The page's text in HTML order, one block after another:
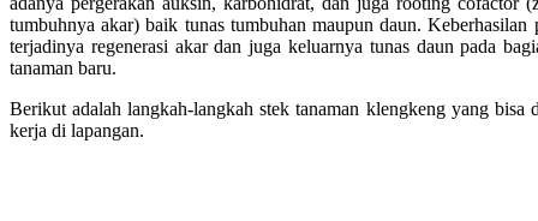
tumbuhnya akar) baik tunas tumbuhan maupun daun.
terjadinya regenerasi akar dan juga keluarnya tunas daun pada
tanaman baru.
Berikut adalah langkah-langkah stek tanaman klengkeng yang bisa
kerja di lapangan.